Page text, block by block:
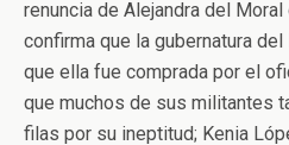
renuncia de Alejandra del
confirma que la gubernatura
que ella fue comprada por el
que muchos de sus militantes
filas por su ineptitud; Kenia